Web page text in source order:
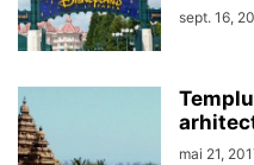
sept. 16,
mai 21,